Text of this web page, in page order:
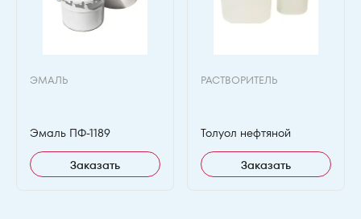
ЭМАЛЬ
Эмаль ПФ-1189
Заказать
РАСТВОРИТЕЛЬ
Толуол нефтяной
Заказать